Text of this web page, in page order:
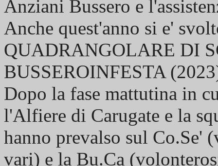
Anziani Bussero e
Anche quest'anno si e'
QUADRANGOLARE DI
BUSSEROINFESTA
Dopo la fase mattutina in
l'Alfiere di Carugate e la
hanno prevalso sul Co.Se'
vari) e la Bu.Ca